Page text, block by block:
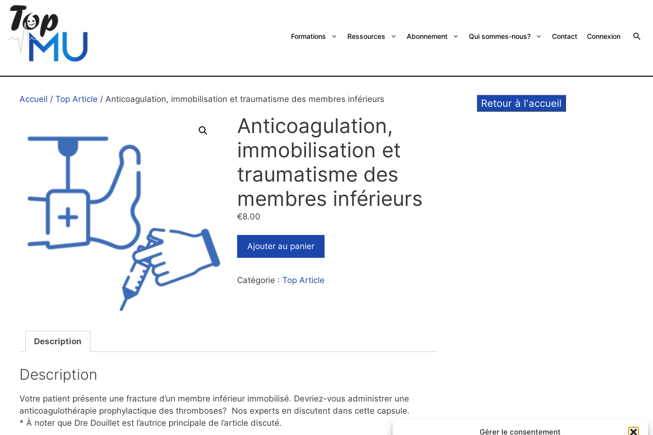
Gérer le consentement
Formations Ressources Abonnement Qui sommes-nous? Contact Connexion
Accueil / Top Article / Anticoagulation, immobilisation et traumatisme des membres inférieurs
Anticoagulation,
immobilisation et
traumatisme des
membres inférieurs
€8.00
Ajouter au panier
Catégorie : Top Article
Description
Description
Votre patient présente une fracture d’un membre inférieur immobilisé. Devriez-vous administrer une
anticoagulothérapie prophylactique des thromboses? Nos experts en discutent dans cette capsule.
* À noter que Dre Douillet est l’autrice principale de l’article discuté.
Retour à l'accueil